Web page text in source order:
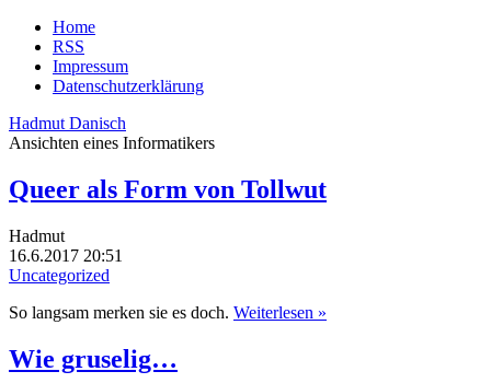
Home
RSS
Impressum
Datenschutzerklärung
Hadmut Danisch
Ansichten eines Informatikers
Queer als Form von Tollwut
Hadmut
16.6.2017 20:51
Uncategorized
So langsam merken sie es doch. Weiterlesen »
Wie gruselig…